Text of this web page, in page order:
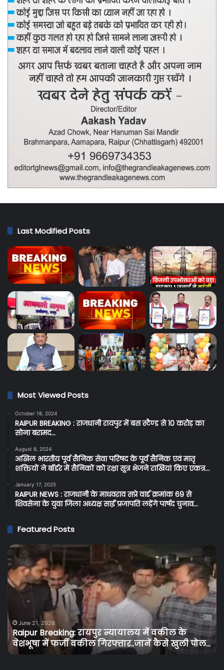
Last Modified Posts
Most Viewed Posts
October 18, 2024
RAIPUR BREAKING : राजधानी रायपुर में बस स्टैण्ड से 10 करोड़ का
सोना बरामद…
August 6, 2024
अखिल भारतीय पूर्व सैनिक सेवा परिषद के पूर्व सैनिक एवं मातृ
शक्तियों ने बॉर्डर में सैनिकों को रक्षा सूत्र भेजने राखियां किए एकत्र…
January 17, 2025
RAIPUR NEWS : राजधानी के माधवराव सप्रे वार्ड क्रमांक 69 से
शिवसेना के युवा जिला अध्यक्ष साईं प्रजापति लड़ेंगे पार्षद चुनाव…
Featured Posts
Raipur
Breaking:
रायपुर
न्यायालय
के
वेशभूषा
फर्जी
वकील
June 21, 2026
Raipur Breaking: रायपुर न्यायालय में वकील के
वेशभूषा में फर्जी वकील गिरफ्तार..जानें कैसे खुली पोल…
के
को